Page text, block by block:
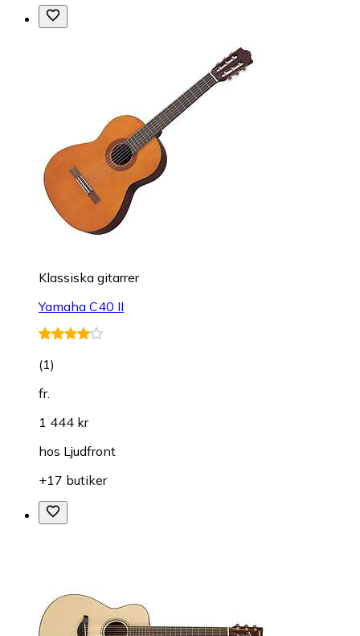
Klas­sis­ka gi­tar­rer
Yamaha C40 II
(1)
fr.
1 444 kr
hos Ljudfront
+17 butiker